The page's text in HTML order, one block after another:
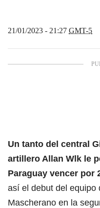
21/01/2023 - 21:27 GMT-5
Un tanto del central
artillero Allan Wlk le
Paraguay vencer por
así el debut del equipo
Mascherano en la